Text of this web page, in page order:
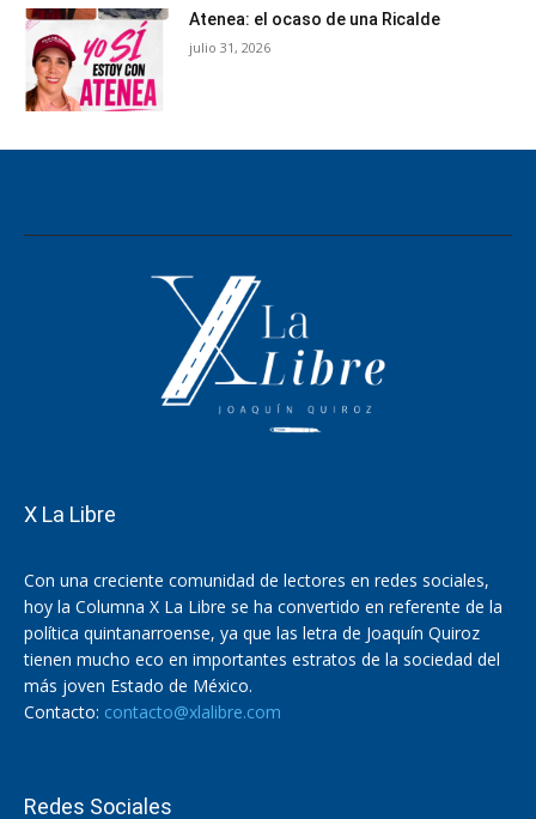
Atenea: el ocaso de una Ricalde
julio 31, 2026
X La Libre
Con una creciente comunidad de lectores en redes sociales,
hoy la Columna X La Libre se ha convertido en referente de la
política quintanarroense, ya que las letra de Joaquín Quiroz
tienen mucho eco en importantes estratos de la sociedad del
más joven Estado de México.
Contacto: contacto@xlalibre.com
Redes Sociales